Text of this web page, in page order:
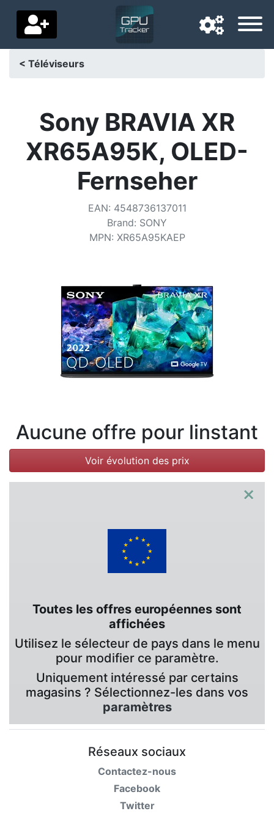
Pays de livraison
Accueil
Catégories
< Téléviseurs
Sony BRAVIA XR
XR65A95K, OLED-
Fernseher
EAN: 4548736137011
Brand: SONY
MPN: XR65A95KAEP
Aucune offre pour linstant
Voir évolution des prix
×
Toutes les offres européennes sont
affichées
Utilisez le sélecteur de pays dans le menu
pour modifier ce paramètre.
Uniquement intéressé par certains
magasins ? Sélectionnez-les dans vos
paramètres
Réseaux sociaux
Contactez-nous
Facebook
Twitter